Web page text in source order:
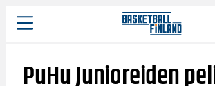
Siirry
sisältöön
PuHu Junioreiden